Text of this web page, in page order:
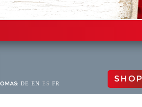
DE EN ES FR SHOP